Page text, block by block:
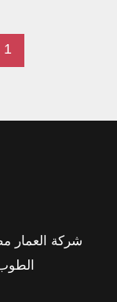
1